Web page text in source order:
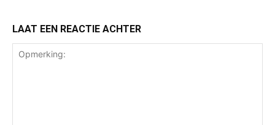
LAAT EEN REACTIE ACHTER